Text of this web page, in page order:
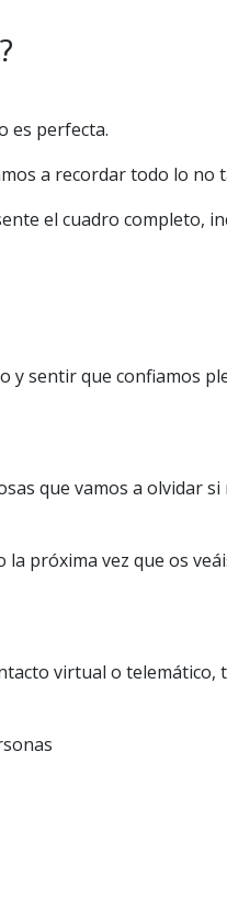
es perfecta.
a recordar todo lo no
el cuadro completo,
y sentir que confiamos
que vamos a olvidar
próxima vez que os
virtual o